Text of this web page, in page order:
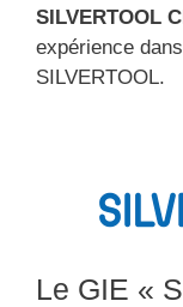
SILVERTOOL
expérience
SILVERTOOL.
Le GIE «